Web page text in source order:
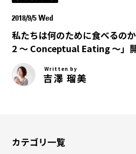
2018/9/5 Wed
私たちは何のために食べるの
2 〜 Conceptual Eating 〜」
Written by
吉澤 瑠美
カテゴリ一覧